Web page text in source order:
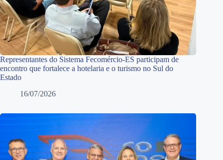
Representantes do Sistema Fecomércio-ES participam de
encontro que fortalece a hotelaria e o turismo no Sul do
Estado
16/07/2026